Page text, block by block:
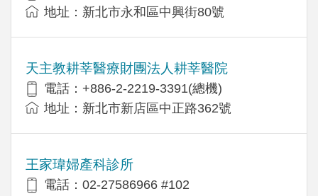
地址：新北市永和區中興街80號
天主教耕莘醫療財團法人耕莘醫院
電話：+886-2-2219-3391(總機)
地址：新北市新店區中正路362號
王家瑋婦產科診所
電話：02-27586966 #102